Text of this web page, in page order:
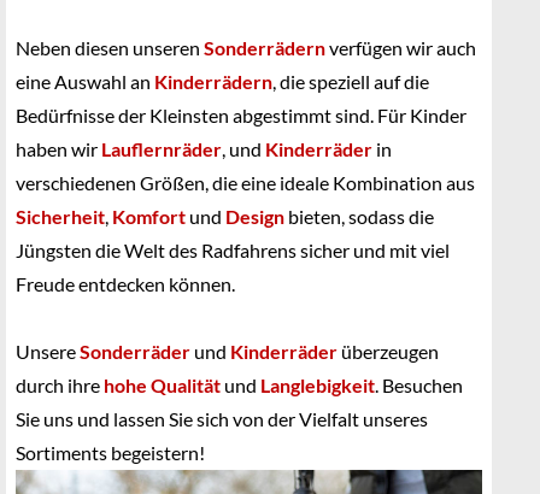
Neben diesen unseren Sonderrädernverfügen wir auch
eine Auswahl an Kinderrädern, die speziell auf die
Bedürfnisse der Kleinsten abgestimmt sind. Für Kinder
haben wir Lauflernräder, und Kinderräder in
verschiedenen Größen, die eine ideale Kombination aus
Sicherheit, Komfort und Design bieten, sodass die
Jüngsten die Welt des Radfahrens sicher und mit viel
Freude entdecken können.
UnsereSonderräder und Kinderräder überzeugen
durch ihre hohe Qualität und Langlebigkeit. Besuchen
Sie uns und lassen Sie sich von der Vielfalt unseres
Sortiments begeistern!